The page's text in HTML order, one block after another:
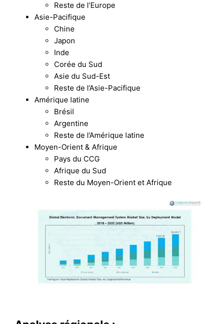
Reste de l’Europe
Asie-Pacifique
Chine
Japon
Inde
Corée du Sud
Asie du Sud-Est
Reste de l’Asie-Pacifique
Amérique latine
Brésil
Argentine
Reste de l’Amérique latine
Moyen-Orient & Afrique
Pays du CCG
Afrique du Sud
Reste du Moyen-Orient et Afrique